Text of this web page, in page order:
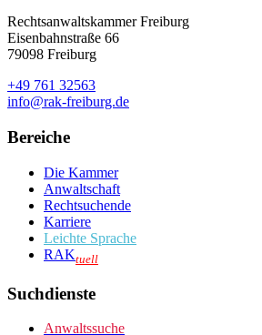
Rechtsanwaltskammer Freiburg
Eisenbahnstraße 66
79098 Freiburg
+49 761 32563
info@rak-freiburg.de
Bereiche
Die Kammer
Anwaltschaft
Rechtsuchende
Karriere
Leichte Sprache
RAKtuell
Suchdienste
Anwaltssuche